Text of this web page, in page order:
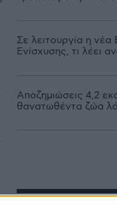
Σε λειτουργία η νέα
Ενίσχυσης, τι λέει
Αποζημιώσεις 4,2
θανατωθέντα ζώα